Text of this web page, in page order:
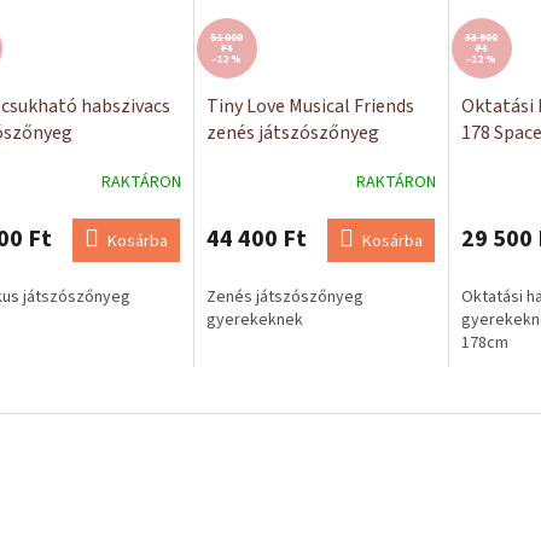
habszivacs
RAKTÁRON
Ft Kosárba
játszószőnyeg
51 000
Ft
–12 %
Tiny Love Musical Friends
zenés játszószőnyeg
RAKTÁRON
44 400 Ft Kosárba
Zenés játszószőnyeg
gyerekeknek
33 900
Ft
–12 %
Oktatási
178 Space
29 500
Oktatási
178cm